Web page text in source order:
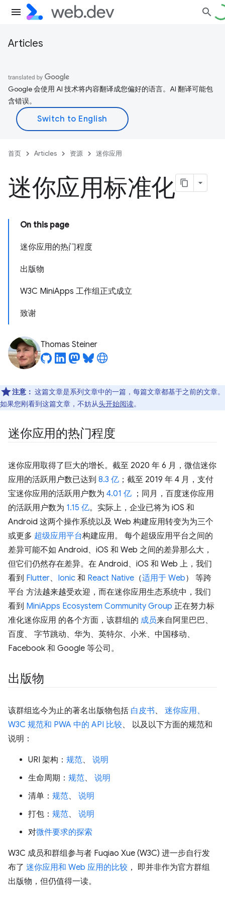
Articles
Google 会使用 AI 技术将内容翻译成您偏好的语言。AI 翻译可能包
含错误。
首页 Articles 资源 迷你应用
迷你应用标准化
On this page
迷你应用的热门程度
出版物
W3C MiniApps 工作组正式成立
致谢
Thomas Steiner
注意： 这篇文章是系列文章中的一篇，每篇文章都基于之前的文章。
如果您刚看到这篇文章，不妨从头开始阅读。
迷你应用的热门程度
迷你应用取得了巨大的增长。截至 2020 年 6 月，微信迷你
应用的活跃用户数已达到 8.3 亿 ；截至 2019 年 4 月，支付
宝迷你应用的活跃用户数为 4.01 亿 ；同月，百度迷你应用
的活跃用户数为 1.15 亿。实际上，企业已将为 iOS 和
Android 这两个操作系统以及 Web 构建应用转变为为三个
或更多 超级应用平台构建应用。 每个超级应用平台之间的
差异可能不如 Android、iOS 和 Web 之间的差异那么大，
但它们仍然存在差异。在 Android、iOS 和 Web 上，我们
看到 Flutter、 Ionic 和 React Native （适用于 Web） 等跨
平台 方法越来越受欢迎，而在迷你应用生态系统中，我们
看到 MiniApps Ecosystem Community Group 正在努力标
准化迷你应用 的各个方面，该群组的 成员来自阿里巴巴、
百度、 字节跳动、华为、英特尔、小米、中国移动、
Facebook 和 Google 等公司。
出版物
该群组迄今为止的著名出版物包括 白皮书、 迷你应用、
W3C 规范和 PWA 中的 API 比较、 以及以下方面的规范和
说明：
URI 架构： 规范、 说明
生命周期： 规范、 说明
清单： 规范、 说明
打包： 规范、 说明
对微件要求的探索
W3C 成员和群组参与者 Fuqiao Xue (W3C) 进一步自行发
布了 迷你应用和 Web 应用的比较 ， 即并非作为官方群组
出版物，但仍值得一读。